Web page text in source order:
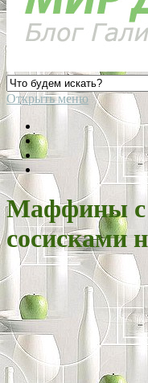
Открыть меню
Маффины с
сосисками